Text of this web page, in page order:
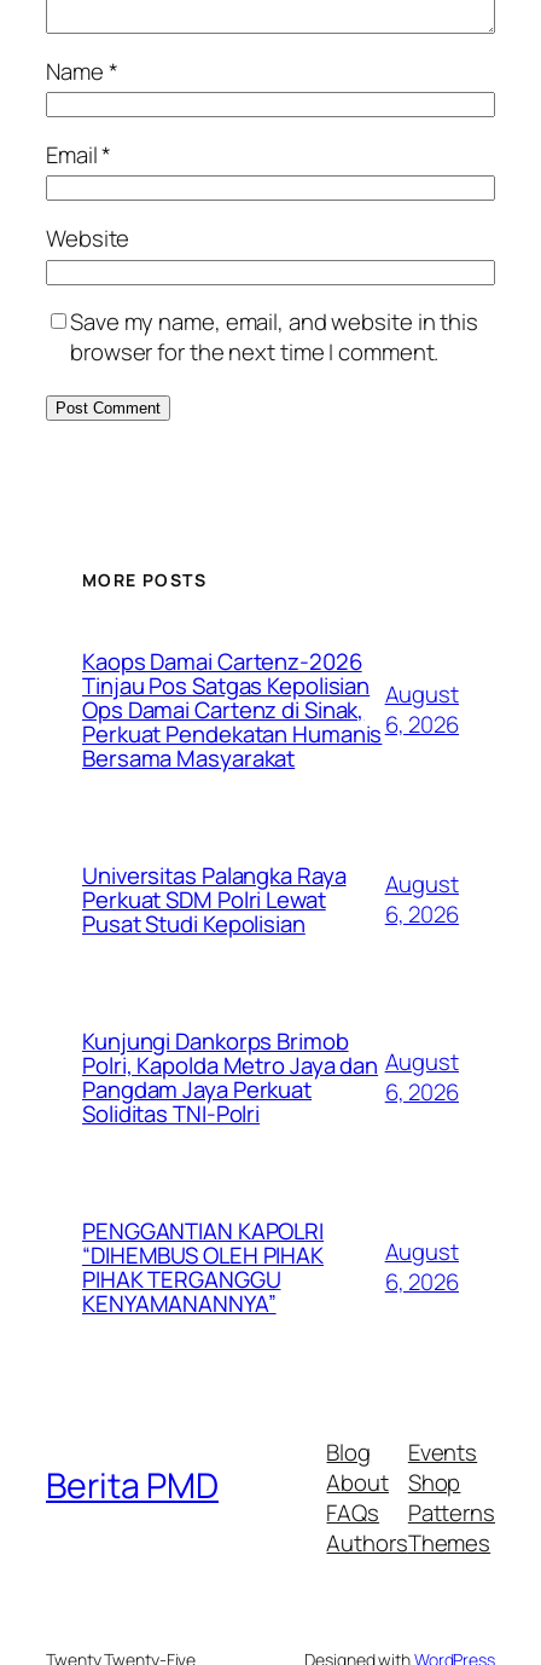
Name*
Email*
Website
Save my name, email, and website in this
browser for the next time I comment.
MORE POSTS
Kaops Damai Cartenz-2026
Tinjau Pos Satgas Kepolisian
Ops Damai Cartenz di Sinak,
Perkuat Pendekatan Humanis
Bersama Masyarakat
August
6, 2026
Universitas Palangka Raya
Perkuat SDM Polri Lewat
Pusat Studi Kepolisian
August
6, 2026
Kunjungi Dankorps Brimob
Polri, Kapolda Metro Jaya dan
Pangdam Jaya Perkuat
Soliditas TNI-Polri
August
6, 2026
PENGGANTIAN KAPOLRI
“DIHEMBUS OLEH PIHAK
PIHAK TERGANGGU
KENYAMANANNYA”
August
6, 2026
Berita PMD
Blog
About
FAQs
Authors
Events
Shop
Patterns
Themes
Twenty Twenty-Five Designed withWordPress